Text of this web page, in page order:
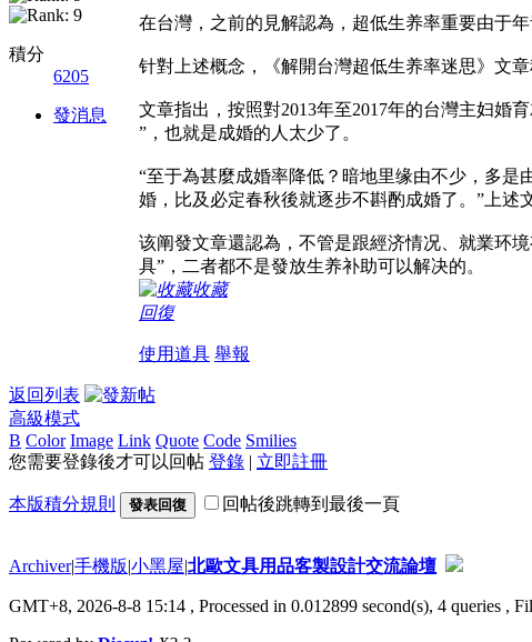
積分
6205
發消息
在台灣，之前的見解認為，超低生养率重要由于
针對上述概念，《解開台灣超低生养率迷思》文
文章指出，按照對2013年至2017年的台灣主妇婚
”，也就是成婚的人太少了。
“至于為甚麼成婚率降低？暗地里缘由不少，多是
婚，比及必定春秋後就逐步不斟酌成婚了。”上述
该阐發文章還認為，不管是跟經济情况、就業环
具”，二者都不是發放生养补助可以解决的。
收藏
回復
使用道具 舉報
返回列表
高級模式
B Color Image Link Quote Code Smilies
您需要登錄後才可以回帖 登錄 | 立即註冊
本版積分規則 發表回復 回帖後跳轉到最後一頁
Archiver|手機版|小黑屋|北歐文具用品客製設計交流論壇
GMT+8, 2026-8-8 15:14 , Processed in 0.012899 second(s), 4 queries ,